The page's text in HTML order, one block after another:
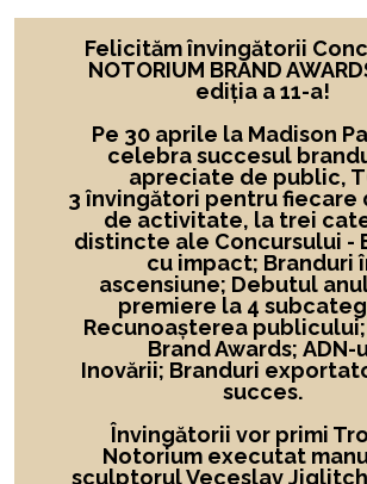
Felicităm învingătorii
NOTORIUM BRAND
ediția a 11-a!
Pe 30 aprile la Madison
celebra succesul
apreciate de public,
3 învingători pentru fiecare
de activitate, la trei
distincte ale Concursului -
cu impact; Branduri
ascensiune; Debutul
premiere la 4
Recunoașterea
Brand Awards; ADN-
Inovării; Branduri
succes.
Învingătorii vor primi
Notorium executat
sculptorul Veceslav